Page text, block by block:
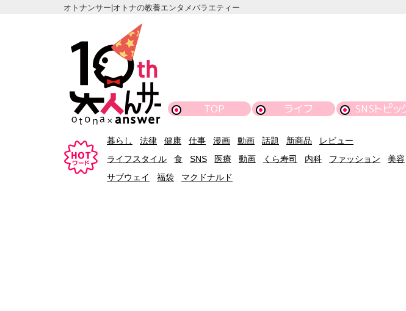
オトナンサー|オトナの教養エンタメバラエティー
TOP ライフ SNSトピッ
暮らし 法律 健康 仕事 漫画 動画 話題 新商品
レビュー
ライフスタイル
食 SNS 医療 動画 くら寿司 内科 ファッション 美容
サブウェイ
福袋 マクドナルド